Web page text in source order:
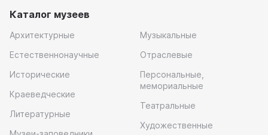
Каталог музеев
Архитектурные
Естественнонаучные
Исторические
Краеведческие
Литературные
Музыкальные
Отраслевые
Персональные,
мемориальные
Театральные
Художественные